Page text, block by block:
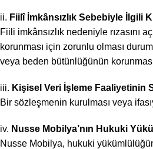
ii. Fiilî İmkânsızlık Sebebiyle İlgili
Fiili imkânsızlık nedeniyle rızasını
korunması için zorunlu olması
veya beden bütünlüğünün
iii. Kişisel Veri İşleme Faaliyetinin
Bir sözleşmenin kurulması veya
iv. Nusse Mobilya’nın Hukuki
Nusse Mobilya, hukuki